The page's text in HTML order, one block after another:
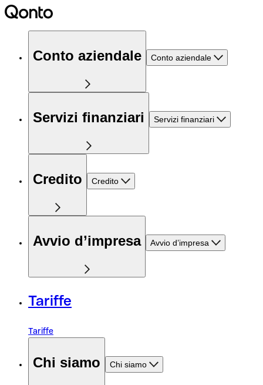
Conto aziendale Conto aziendale
Servizi finanziari Servizi finanziari
Credito Credito
Avvio d’impresa Avvio d’impresa
Tariffe
Tariffe
Chi siamo Chi siamo